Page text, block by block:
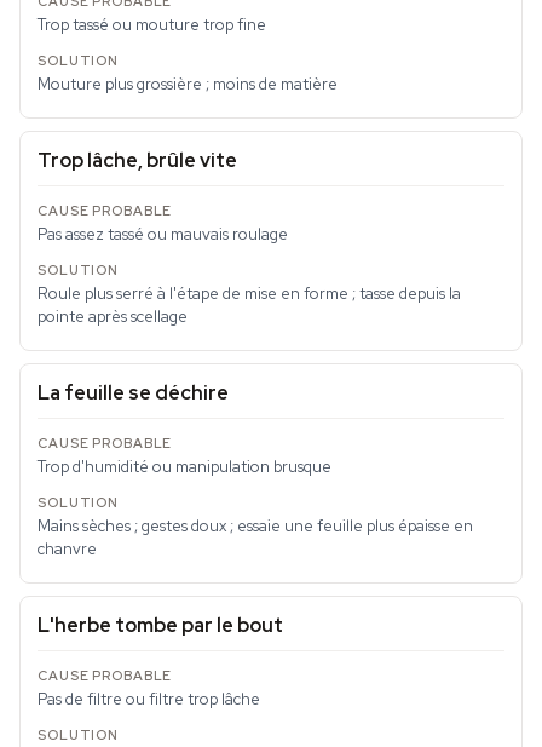
Trop tassé ou mouture trop fine
Mouture plus grossière ; moins de matière
Trop lâche, brûle vite
Pas assez tassé ou mauvais roulage
Roule plus serré à l'étape de mise en forme ; tasse depuis la
pointe après scellage
La feuille se déchire
Trop d'humidité ou manipulation brusque
Mains sèches ; gestes doux ; essaie une feuille plus épaisse en
chanvre
L'herbe tombe par le bout
Pas de filtre ou filtre trop lâche